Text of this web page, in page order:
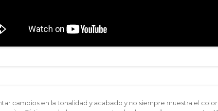
cambios en la tonalidad y acabado y no siempre muestra el